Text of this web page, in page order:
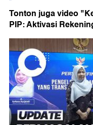
Tonton juga video
PIP: Aktivasi